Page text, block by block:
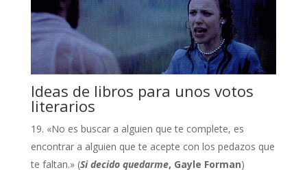
Ideas de libros para unos votos
literarios
«No es buscar a alguien que te complete, es
encontrar a alguien que te acepte con los pedazos que
te faltan.» (Si decido quedarme, Gayle Forman)